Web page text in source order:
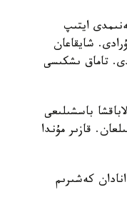
ايتىپ
شايقاعان
تاماق ىشكىسى
باسشىلىعى
قازىر مۇندا
كەشىرىم